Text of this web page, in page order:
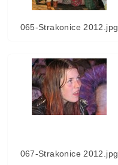
065-Strakonice 2012.jpg
067-Strakonice 2012.jpg